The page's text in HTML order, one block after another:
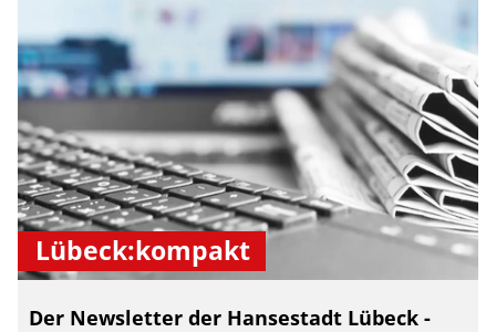
Lübeck:kompakt
Der Newsletter der Hansestadt Lübeck -